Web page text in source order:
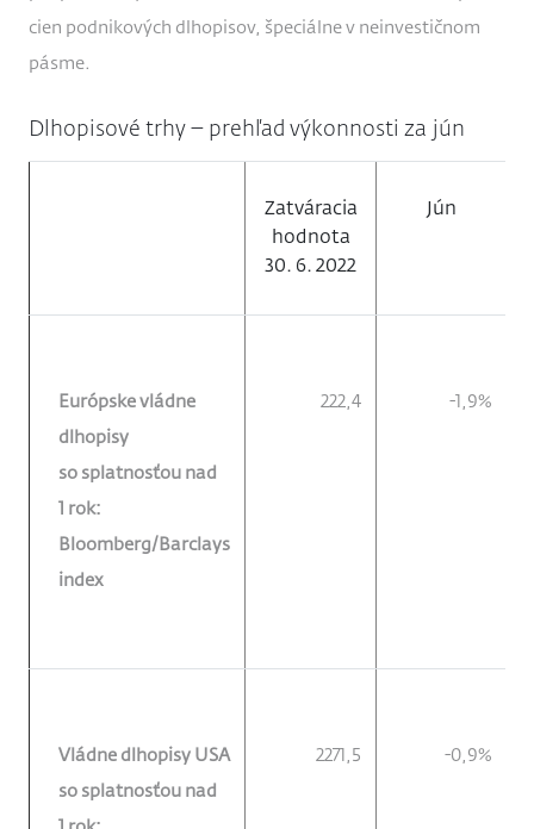
cien podnikových dlhopisov, špeciálne v neinvestičnom
pásme.
Dlhopisové trhy – prehľad výkonnosti za jún
Zatváracia
hodnota
30. 6. 2022
Jún
Európske vládne
dlhopisy
so splatnosťou nad
1 rok:
Bloomberg/Barclays
index
222,4 -1,9%
Vládne dlhopisy USA
so splatnosťou nad
2271,5 -0,9%